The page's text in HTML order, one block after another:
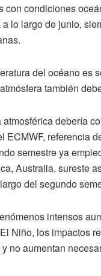
con condiciones
lo largo de junio,
del océano es
también
atmosférica debería
ECMWF, referencia
semestre ya
Australia, sureste
del segundo
intensos
Niño, los impactos
no aumentan